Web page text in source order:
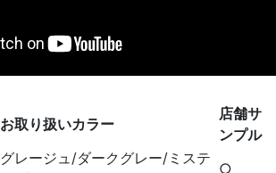
お取り扱いカラー
店舗サ
ンプル
グレージュ/ダークグレー/ミステ
○